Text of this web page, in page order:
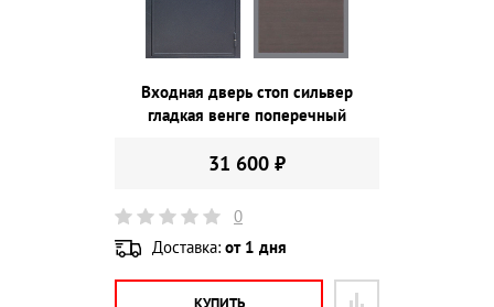
Входная дверь стоп сильвер
гладкая венге поперечный
31 600 ₽
0
Доставка: от 1 дня
КУПИТЬ